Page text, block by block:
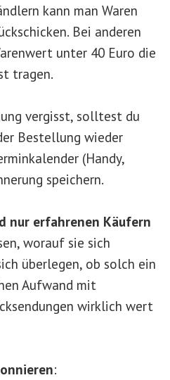
kann man Waren
Bei anderen
unter 40 Euro die
tragen.
vergisst, solltest du
Bestellung wieder
(Handy,
speichern.
nur erfahrenen Käufern
worauf sie sich
überlegen, ob solch ein
Aufwand mit
wirklich wert
: